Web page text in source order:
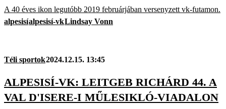
A 40 éves ikon legutóbb 2019 februárjában versenyzett vk-futamon.
alpesisíalpesisí-vkLindsay Vonn
Téli sportok2024.12.15. 13:45
ALPESISÍ-VK: LEITGEB RICHÁRD 44. A
VAL D'ISERE-I MŰLESIKLÓ-VIADALON